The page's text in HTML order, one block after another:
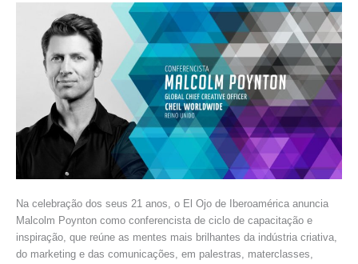
Na celebração dos seus 21 anos, o El Ojo de Iberoamérica anuncia
Malcolm Poynton como conferencista de ciclo de capacitação e
inspiração, que reúne as mentes mais brilhantes da indústria criativa,
do marketing e das comunicações, em palestras, materclasses,